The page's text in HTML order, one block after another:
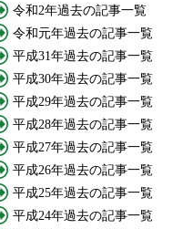
令和2年過去の記事一覧
令和元年過去の記事一覧
平成31年過去の記事一覧
平成30年過去の記事一覧
平成29年過去の記事一覧
平成28年過去の記事一覧
平成27年過去の記事一覧
平成26年過去の記事一覧
平成25年過去の記事一覧
平成24年過去の記事一覧